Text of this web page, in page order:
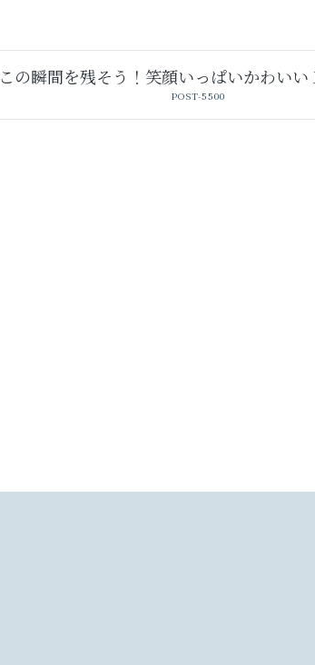
シニア・還暦写真
の瞬間を残そう！笑顔いっぱいかわい
POST-5500